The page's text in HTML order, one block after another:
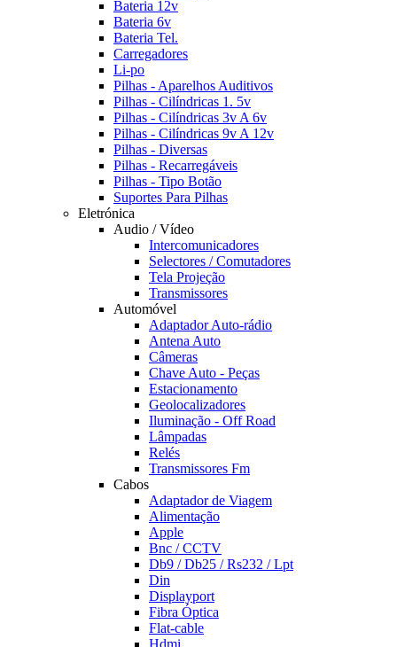
Bateria 12v
Bateria 6v
Bateria Tel.
Carregadores
Li-po
Pilhas - Aparelhos Auditivos
Pilhas - Cilíndricas 1. 5v
Pilhas - Cilíndricas 3v A 6v
Pilhas - Cilíndricas 9v A 12v
Pilhas - Diversas
Pilhas - Recarregáveis
Pilhas - Tipo Botão
Suportes Para Pilhas
Eletrónica
Audio / Vídeo
Intercomunicadores
Selectores / Comutadores
Tela Projeção
Transmissores
Automóvel
Adaptador Auto-rádio
Antena Auto
Câmeras
Chave Auto - Peças
Estacionamento
Geolocalizadores
Iluminação - Off Road
Lâmpadas
Relés
Transmissores Fm
Cabos
Adaptador de Viagem
Alimentação
Apple
Bnc / CCTV
Db9 / Db25 / Rs232 / Lpt
Din
Displayport
Fibra Óptica
Flat-cable
Hdmi